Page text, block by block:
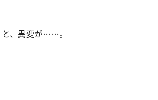
、異変が……。